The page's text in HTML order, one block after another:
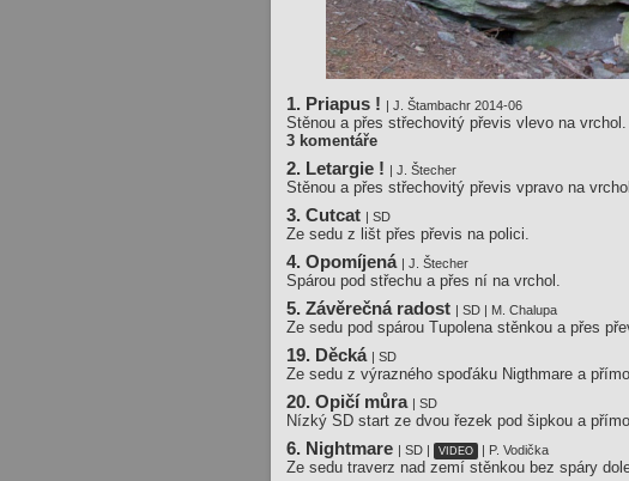
1. Priapus ! | J. Štambachr 2014-06
Stěnou a přes střechovitý převis vlevo na vrchol.
3 komentáře
2. Letargie ! | J. Štecher
Stěnou a přes střechovitý převis vpravo na vrchol.
3. Cutcat | SD
Ze sedu z lišt přes převis na polici.
4. Opomíjená | J. Štecher
Spárou pod střechu a přes ní na vrchol.
5. Závěrečná radost | SD | M. Chalupa
Ze sedu pod spárou Tupolena stěnkou a přes
19. Děcká | SD
Ze sedu z výrazného spoďáku Nigthmare a
20. Opičí můra | SD
Nízký SD start ze dvou řezek pod šipkou a
6. Nightmare | SD | VIDEO | P. Vodička
Ze sedu traverz nad zemí stěnkou bez spáry